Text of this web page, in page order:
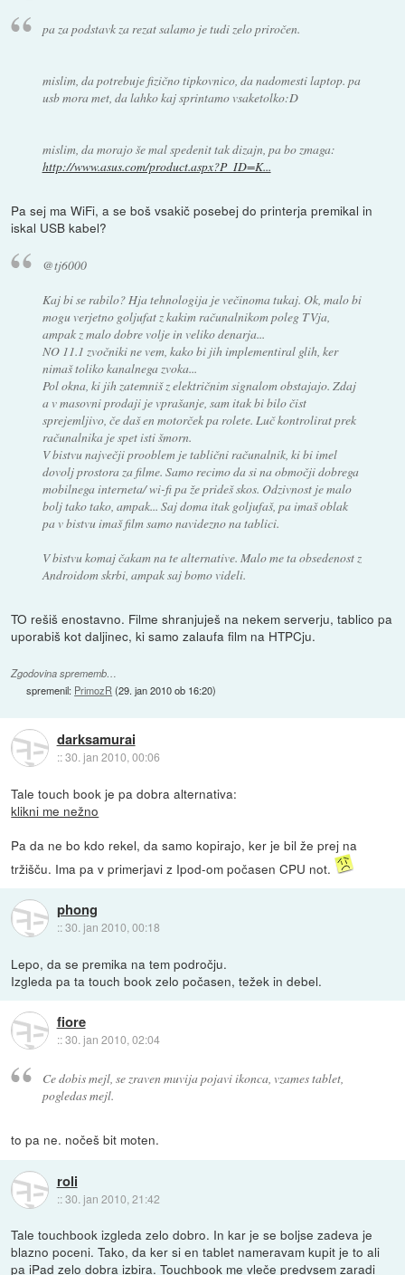
pa za podstavk za rezat salamo je tudi zelo priročen.
mislim, da potrebuje fizično tipkovnico, da nadomesti laptop. pa
usb mora met, da lahko kaj sprintamo vsaketolko:D
mislim, da morajo še mal spedenit tak dizajn, pa bo zmaga:
http://www.asus.com/product.aspx?P_ID=K...
Pa sej ma WiFi, a se boš vsakič posebej do printerja premikal in
iskal USB kabel?
@tj6000
Kaj bi se rabilo? Hja tehnologija je večinoma tukaj. Ok, malo bi
mogu verjetno goljufat z kakim računalnikom poleg TVja,
ampak z malo dobre volje in veliko denarja...
NO 11.1 zvočniki ne vem, kako bi jih implementiral glih, ker
nimaš toliko kanalnega zvoka...
Pol okna, ki jih zatemniš z električnim signalom obstajajo. Zdaj
a v masovni prodaji je vprašanje, sam itak bi bilo čist
sprejemljivo, če daš en motorček pa rolete. Luč kontrolirat prek
računalnika je spet isti šmorn.
V bistvu največji prooblem je tablični računalnik, ki bi imel
dovolj prostora za filme. Samo recimo da si na območji dobrega
mobilnega interneta/ wi-fi pa že prideš skos. Odzivnost je malo
bolj tako tako, ampak... Saj doma itak goljufaš, pa imaš oblak
pa v bistvu imaš film samo navidezno na tablici.
V bistvu komaj čakam na te alternative. Malo me ta obsedenost z
Androidom skrbi, ampak saj bomo videli.
TO rešiš enostavno. Filme shranjuješ na nekem serverju, tablico pa
uporabiš kot daljinec, ki samo zalaufa film na HTPCju.
Zgodovina sprememb…
spremenil: PrimozR (29. jan 2010 ob 16:20)
darksamurai
::30. jan 2010, 00:06
Tale touch book je pa dobra alternativa:
klikni me nežno
Pa da ne bo kdo rekel, da samo kopirajo, ker je bil že prej na
tržišču. Ima pa v primerjavi z Ipod-om počasen CPU not.
phong
::30. jan 2010, 00:18
Lepo, da se premika na tem področju.
Izgleda pa ta touch book zelo počasen, težek in debel.
fiore
::30. jan 2010, 02:04
Ce dobis mejl, se zraven muvija pojavi ikonca, vzames tablet,
pogledas mejl.
to pa ne. nočeš bit moten.
roli
::30. jan 2010, 21:42
Tale touchbook izgleda zelo dobro. In kar je se boljse zadeva je
blazno poceni. Tako, da ker si en tablet nameravam kupit je to ali
pa iPad zelo dobra izbira. Touchbook me vleče predvsem zaradi